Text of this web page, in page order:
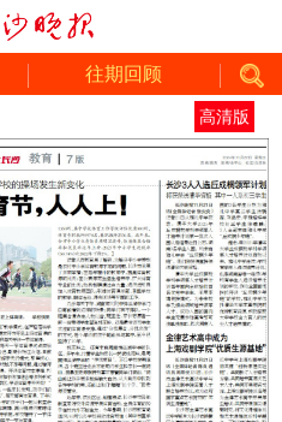
往期回顾
高清版